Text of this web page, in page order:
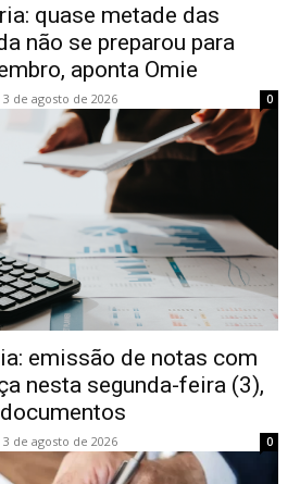
quase metade das
não se preparou para
aponta Omie
3 de agosto de 2026 0
emissão de notas com
nesta segunda-feira (3),
3 de agosto de 2026 0